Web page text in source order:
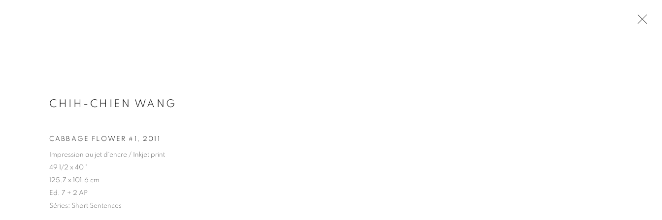
CLIN D'OEIL À PLURAL 2026
CHIH-CHIEN WANG
CABBAGE FLOWER #1 , 2011
Impression au jet d'encre / Inkjet print
49 1/2 x 40 "
125.7 x 101.6 cm
Ed. 7 + 2 AP
Séries: Short Sentences